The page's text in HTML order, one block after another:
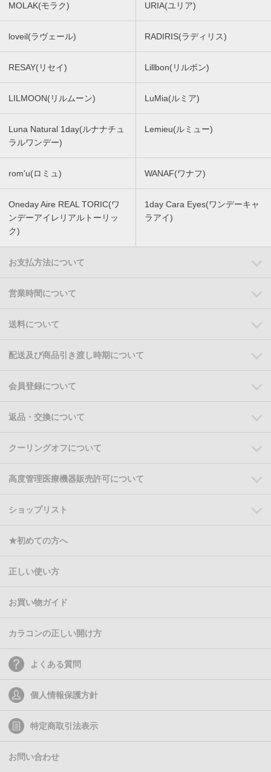
MOLAK(モラク) URIA(ユリア)
loveil(ラヴェール) RADIRIS(ラディリス)
RESAY(リセイ) Lillbon(リルボン)
LILMOON(リルムーン) LuMia(ルミア)
Luna Natural 1day(ルナナチュ
ラルワンデー)
Lemieu(ルミュー)
rom'u(ロミュ) WANAF(ワナフ)
Oneday Aire REAL TORIC(ワ
ンデーアイレリアルトーリッ
ク)
1day Cara Eyes(ワンデーキャ
ラアイ)
お支払方法について
営業時間について
送料について
配送及び商品引き渡し時期について
会員登録について
返品・交換について
クーリングオフについて
高度管理医療機器販売許可について
ショップリスト
★初めての方へ
正しい使い方
お買い物ガイド
カラコンの正しい開け方
よくある質問
個人情報保護方針
特定商取引法表示
お問い合わせ